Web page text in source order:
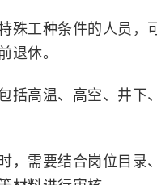
殊工种条件的人员，
退休。
括高温、高空、井下
，需要结合岗位目录